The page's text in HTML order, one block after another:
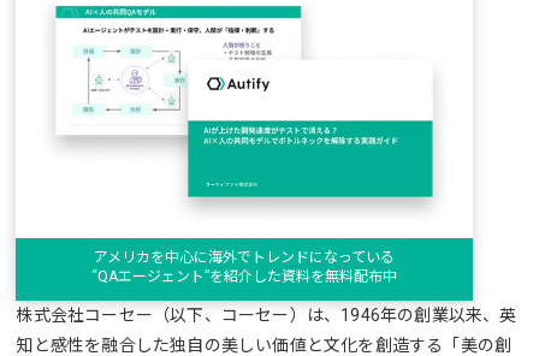
アメリカを中心に海外でトレンドになっている
“QAエージェント”を紹介した資料を無料配布中
株式会社コーセー（以下、コーセー）は、1946年の創業以来、英
知と感性を融合した独自の美しい価値と文化を創造する「美の創